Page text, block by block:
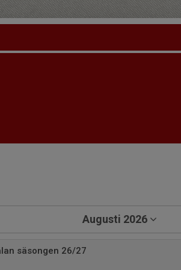
Augusti 2026
säsongen 26/27